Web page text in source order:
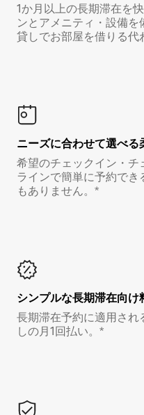
1か月以上の長期滞在を
ンとアメニティ・設備
貸しでお部屋を借りる代
ニーズに合わせて選べる
希望のチェックイン・
ラインで簡単に予約でき
もありません。*
シンプルな長期滞在向け
長期滞在予約に適用さ
しの月1回払い。*